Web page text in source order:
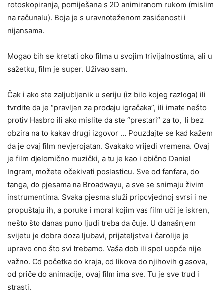
rotoskopiranja, pomiješana s 2D animiranom rukom (mislim
na računalu). Boja je s uravnoteženom zasićenosti i
nijansama.
Mogao bih se kretati oko filma u svojim trivijalnostima, ali u
sažetku, film je super. Uživao sam.
Čak i ako ste zaljubljenik u seriju (iz bilo kojeg razloga) ili
tvrdite da je “pravljen za prodaju igračaka”, ili imate nešto
protiv Hasbro ili ako mislite da ste “prestari” za to, ili bez
obzira na to kakav drugi izgovor … Pouzdajte se kad kažem
da je ovaj film nevjerojatan. Svakako vrijedi vremena. Ovaj
je film djelomično muzički, a tu je kao i obično Daniel
Ingram, možete očekivati ​​poslasticu. Sve od fanfara, do
tanga, do pjesama na Broadwayu, a sve se snimaju živim
instrumentima. Svaka pjesma služi pripovjednoj svrsi i ne
propuštaju ih, a poruke i moral kojim vas film uči je iskren,
nešto što danas puno ljudi treba da čuje. U današnjem
svijetu je dobra doza ljubavi, prijateljstva i čarolije je
upravo ono što svi trebamo. Vaša dob ili spol uopće nije
važno. Od početka do kraja, od likova do njihovih glasova,
od priče do animacije, ovaj film ima sve. Tu je sve trud i
strasti.